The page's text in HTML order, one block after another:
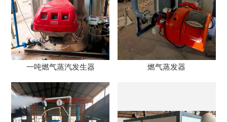
一吨燃气蒸汽发生器 燃气蒸发器